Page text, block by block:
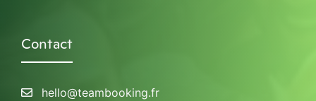
Contact
hello@teambooking.fr